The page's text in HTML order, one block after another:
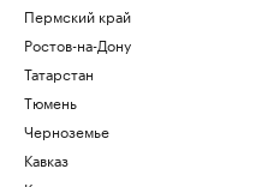
Пермский край
Ростов-на-Дону
Татарстан
Тюмень
Черноземье
Кавказ